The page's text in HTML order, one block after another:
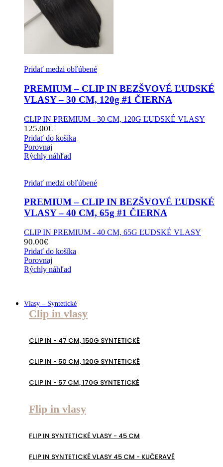
Pridať medzi obľúbené
PREMIUM – CLIP IN BEZŠVOVÉ ĽUDSKÉ
VLASY – 30 CM, 120g #1 ČIERNA
CLIP IN PREMIUM - 30 CM, 120G ĽUDSKÉ VLASY
125.00€
Pridať do košíka
Porovnaj
Rýchly náhľad
Pridať medzi obľúbené
PREMIUM – CLIP IN BEZŠVOVÉ ĽUDSKÉ
VLASY – 40 CM, 65g #1 ČIERNA
CLIP IN PREMIUM - 40 CM, 65G ĽUDSKÉ VLASY
90.00€
Pridať do košíka
Porovnaj
Rýchly náhľad
Vlasy – Syntetické
Clip in vlasy
CLIP IN - 47 CM, 150G SYNTETICKÉ
CLIP IN - 50 CM, 120G SYNTETICKÉ
CLIP IN - 57 CM, 170G SYNTETICKÉ
Flip in vlasy
FLIP IN SYNTETICKÉ VLASY - 45 CM
FLIP IN SYNTETICKÉ VLASY 45 CM - KUČERAVÉ